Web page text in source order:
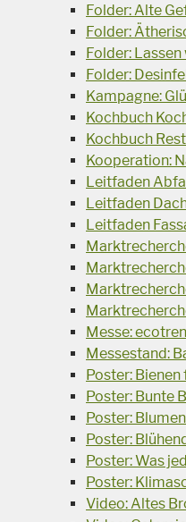
Folder: Alte
Folder:
Folder:
Folder:
Kampagne:
Kochbuch
Kochbuch
Kooperation:
Leitfaden
Leitfaden
Leitfaden
Messe:
Messestand:
Poster:
Poster: Bunte
Poster:
Poster:
Poster: Was
Poster:
Video: Altes